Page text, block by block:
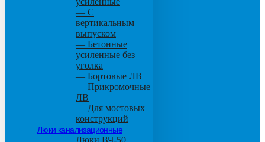
— С
вертикальным
выпуском
— Бетонные
усиленные без
уголка
— Бортовые ЛВ
— Прикромочные
ЛВ
— Для мостовых
конструкций
Люки канализационные
Люки ВЧ-50